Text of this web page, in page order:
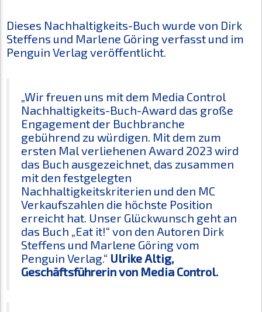
Dieses Nachhaltigkeits-Buch wurde von Dirk
Steffens und Marlene Göring verfasst und im
Penguin Verlag veröffentlicht.
„Wir freuen uns mit dem Media Control
Nachhaltigkeits-Buch-Award das große
Engagement der Buchbranche
gebührend zu würdigen. Mit dem zum
ersten Mal verliehenen Award 2023 wird
das Buch ausgezeichnet, das zusammen
mit den festgelegten
Nachhaltigkeitskriterien und den MC
Verkaufszahlen die höchste Position
erreicht hat. Unser Glückwunsch geht an
das Buch „Eat it!“ von den Autoren Dirk
Steffens und Marlene Göring vom
Penguin Verlag.“ Ulrike Altig,
Geschäftsführerin von Media Control.